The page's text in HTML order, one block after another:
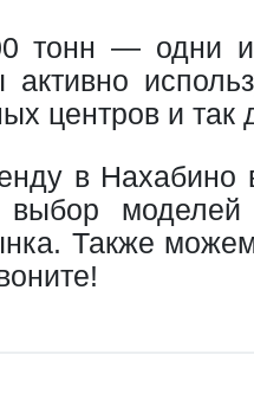
тонн — одни
активно
центров и так
в
выбор
Также